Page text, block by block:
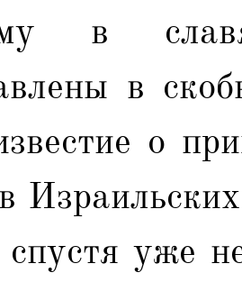
в
в
о
уже